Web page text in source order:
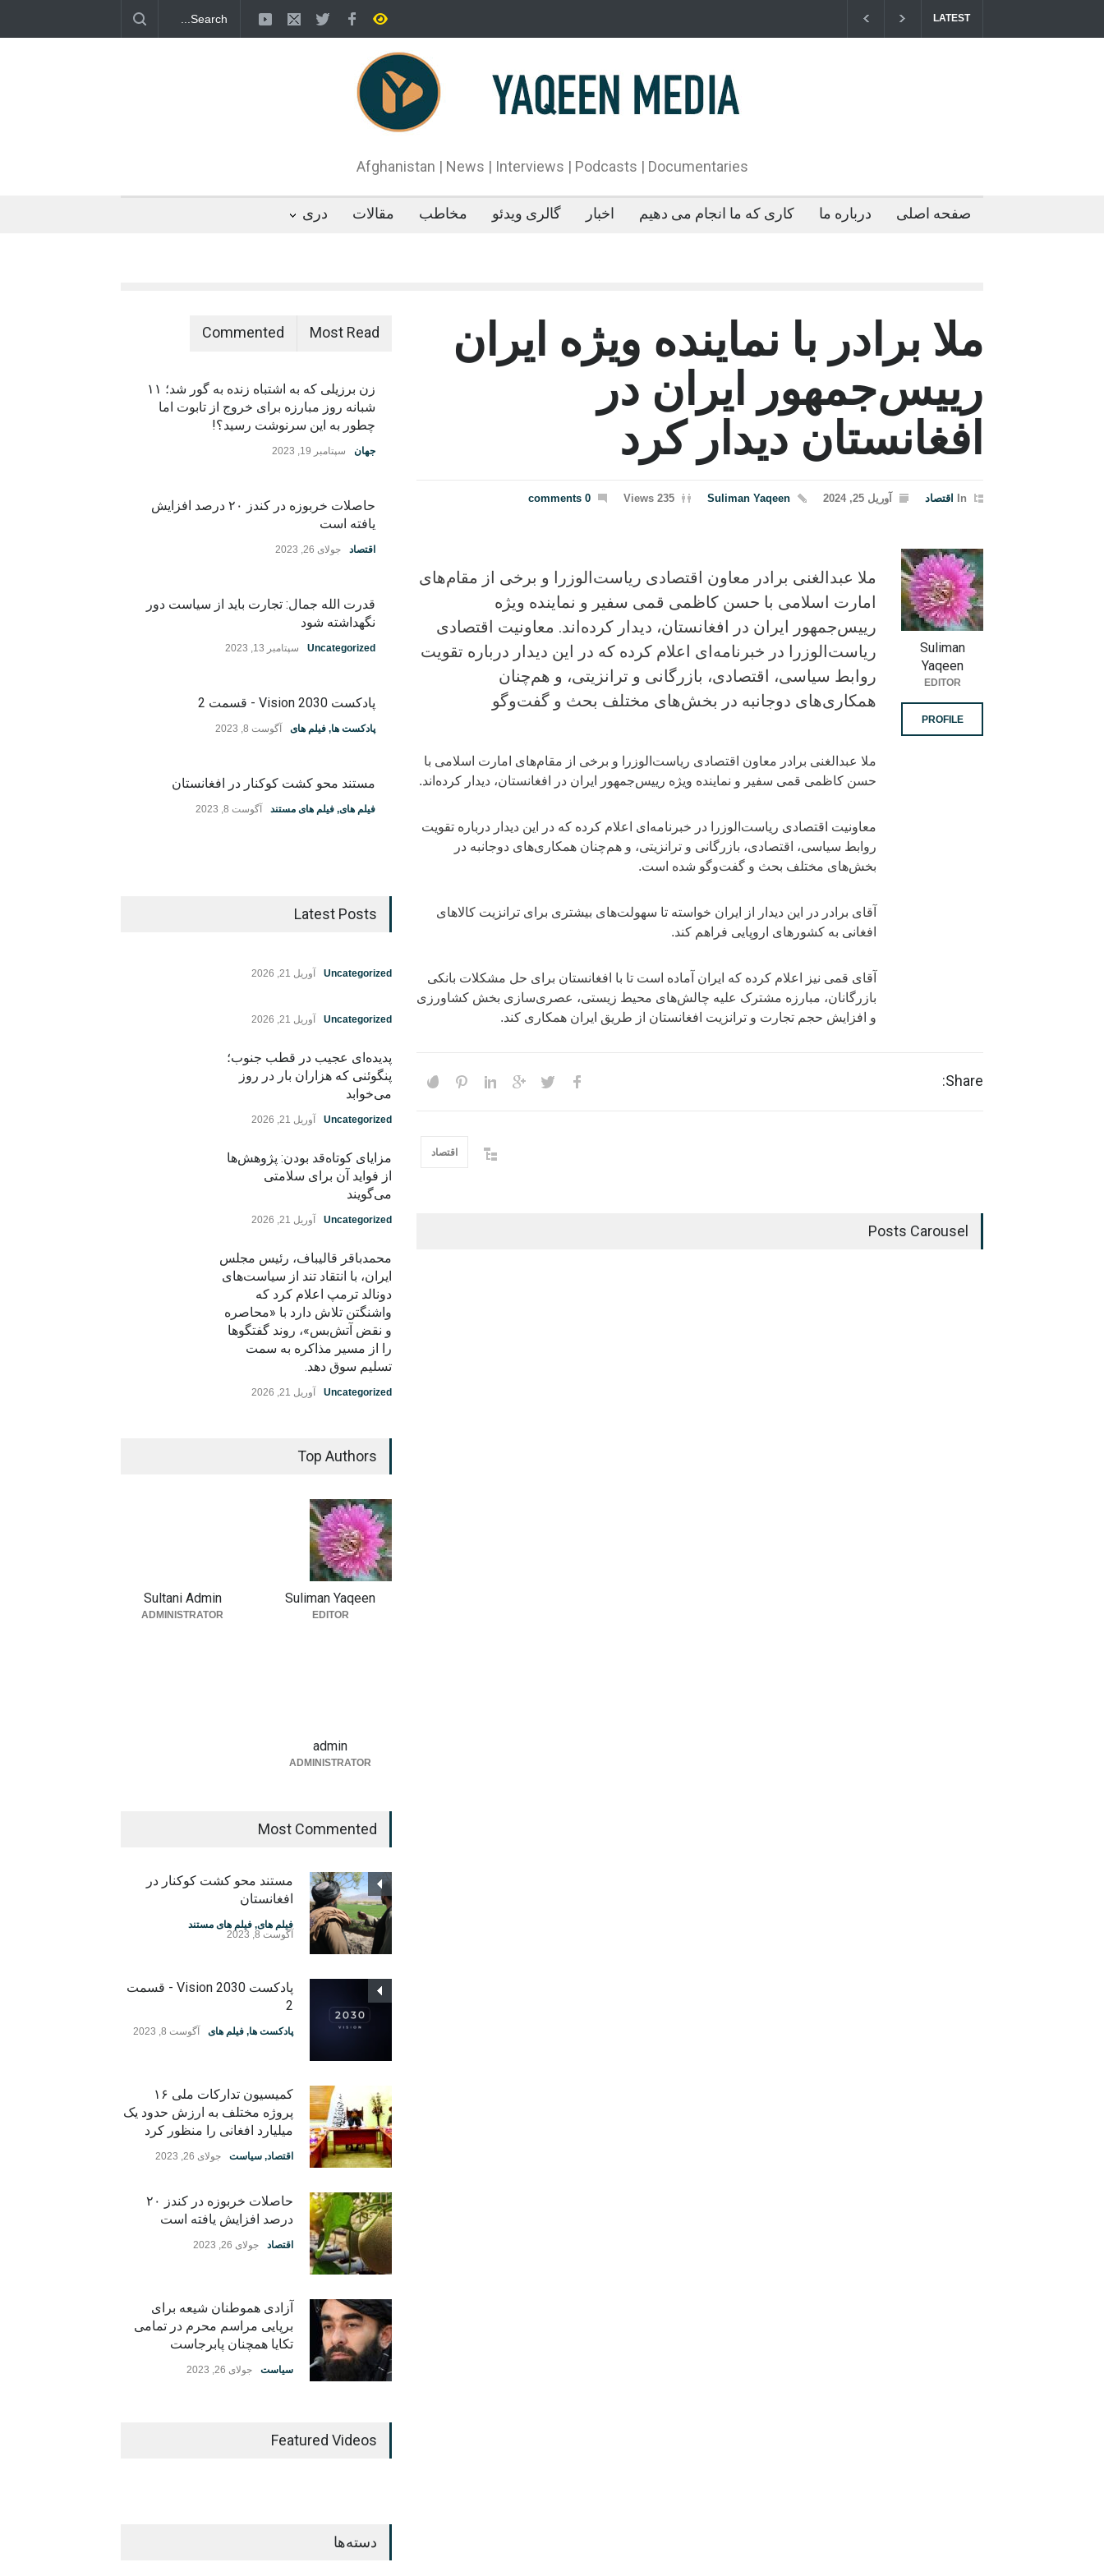
LATEST
پدیده‌ای عجیب در قطب جنوب؛ پنگوئنی که هزاران بار در روز
می‌خوابد
محمدباقر قالیباف، رئیس مجلس ایران، با انتقاد تند از سیاست‌های
دونالد ترمپ اعلام کرد که واشنگتن تلاش دارد با «محاصره و نقض
آتش‌بس»، روند گفتگوها را از مسیر مذاکره به سمت تسلیم سوق
Afghanistan | News | Interviews | Podcasts | Documentaries
صفحه اصلی درباره ما کاری که ما انجام می دهیم اخبار گالری ویدئو مخاطب مقالات دری
ملا برادر با نماینده ویژه ایران
رییس‌جمهور ایران در
افغانستان دیدار کرد
In اقتصاد آوریل 25, 2024 Suliman Yaqeen
235 Views
0 comments
ملا عبدالغنی برادر معاون اقتصادی ریاست‌الوزرا و برخی از مقام‌های
امارت اسلامی با حسن کاظمی قمی سفیر و نماینده ویژه
رییس‌جمهور ایران در افغانستان، دیدار کرده‌اند. ‏معاونیت اقتصادی
ریاست‌الوزرا در خبرنامه‌ای اعلام کرده که در این دیدار درباره تقویت
روابط سیاسی، اقتصادی، بازرگانی و ترانزیتی، و هم‌چنان
همکاری‌های دوجانبه در بخش‌های مختلف بحث و گفت‌وگو
ملا عبدالغنی برادر معاون اقتصادی ریاست‌الوزرا و برخی از مقام‌های امارت اسلامی با
حسن کاظمی قمی سفیر و نماینده ویژه رییس‌جمهور ایران در افغانستان، دیدار کرده‌اند.
‏معاونیت اقتصادی ریاست‌الوزرا در خبرنامه‌ای اعلام کرده که در این دیدار درباره تقویت
روابط سیاسی، اقتصادی، بازرگانی و ترانزیتی، و هم‌چنان همکاری‌های دوجانبه در
بخش‌های مختلف بحث و گفت‌وگو شده است.
‏آقای برادر در این دیدار از ایران خواسته تا سهولت‌های بیشتری برای ترانزیت کالاهای
افغانی به کشورهای اروپایی فراهم کند.
‏آقای قمی نیز اعلام کرده که ایران آماده است تا با افغانستان برای حل مشکلات بانکی
بازرگانان، مبارزه مشترک علیه چالش‌های محیط زیستی، عصری‌سازی بخش کشاورزی
و افزایش حجم تجارت و ترانزیت افغانستان از طریق ایران همکاری کند.
Suliman
Yaqeen
EDITOR
PROFILE
Share:
اقتصاد
Posts Carousel
Most Read
Commented
زن برزیلی که به اشتباه زنده به گور شد؛ ۱۱
شبانه روز مبارزه برای خروج از تابوت اما
چطور به این سرنوشت رسید؟!
جهان سپتامبر 19, 2023
حاصلات خربوزه در کندز ۲۰ درصد افزایش
یافته است
اقتصاد جولای 26, 2023
قدرت الله جمال: تجارت باید از سیاست دور
نگهداشته شود
Uncategorized سپتامبر 13, 2023
پادکست Vision 2030 - قسمت 2
پادکست ها, فیلم های آگوست 8, 2023
مستند محو کشت کوکنار در افغانستان
فیلم های, فیلم های مستند آگوست 8, 2023
Latest Posts
Uncategorized آوریل 21, 2026
Uncategorized آوریل 21, 2026
پدیده‌ای عجیب در قطب جنوب؛
پنگوئنی که هزاران بار در روز
می‌خوابد
Uncategorized آوریل 21, 2026
مزایای کوتاه‌قد بودن: پژوهش‌ها
از فواید آن برای سلامتی
می‌گویند
Uncategorized آوریل 21, 2026
محمدباقر قالیباف، رئیس مجلس
ایران، با انتقاد تند از سیاست‌های
دونالد ترمپ اعلام کرد که
واشنگتن تلاش دارد با «محاصره
و نقض آتش‌بس»، روند گفتگوها
را از مسیر مذاکره به سمت
تسلیم سوق دهد.
Uncategorized آوریل 21, 2026
Top Authors
Suliman Yaqeen
EDITOR
Sultani Admin
ADMINISTRATOR
admin
ADMINISTRATOR
Most Commented
مستند محو کشت کوکنار در
افغانستان
فیلم های, فیلم های مستند
آگوست 8, 2023
پادکست Vision 2030 - قسمت
2
پادکست ها, فیلم های آگوست 8, 2023
کمیسیون تدارکات ملی ۱۶
پروژه مختلف به ارزش حدود یک
میلیارد افغانی را منظور کرد
اقتصاد, سیاست جولای 26, 2023
حاصلات خربوزه در کندز ۲۰
درصد افزایش یافته است
اقتصاد جولای 26, 2023
آزادی هموطنان شیعه برای
برپایی مراسم محرم در تمامی
تکایا همچنان پابرجاست
سیاست جولای 26, 2023
Featured Videos
دسته‌ها